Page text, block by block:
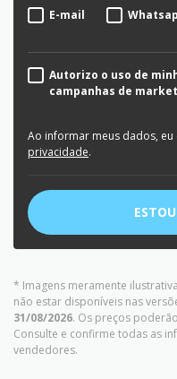
E-mail
Autorizo o uso de
campanhas de
Ao informar meus dados,
privacidade.
* Imagens meramente
não estar disponíveis nas
31/08/2026. Os preços
Consulte e confirme todas as
vendedores.